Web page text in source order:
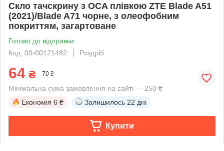
Скло тачскрину з OCA плівкою ZTE Blade A51
(2021)/Blade A71 чорне, з олеофобним
покриттям, загартоване
Готово до відправки
Код: 00-00121482
Роздріб
64 ₴ 70 ₴
Мінімальна сума замовлення на сайті — 250 ₴
Економія 6 ₴ Залишилось 22 дні
Купити